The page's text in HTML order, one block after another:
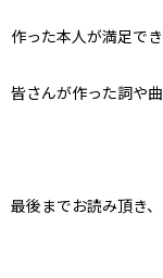
作った本人が満足で
皆さんが作った詞や
最後までお読み頂き